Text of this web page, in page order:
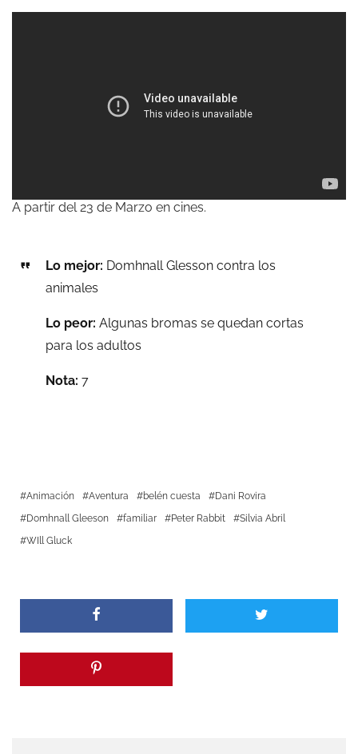
A partir del 23 de Marzo en cines.
Lo mejor: Domhnall Glesson contra los
animales
Lo peor: Algunas bromas se quedan cortas
para los adultos
Nota: 7
Animación Aventura belén cuesta
Dani Rovira
Domhnall Gleeson
familiar Peter Rabbit
Silvia Abril
WIll Gluck